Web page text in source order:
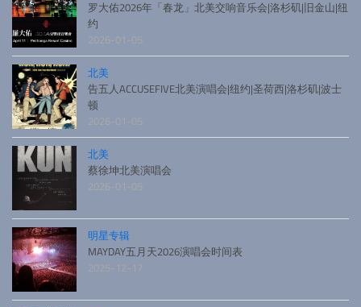
罗大佑2026年「春龙」北美交响音乐会|洛杉矶|旧金山|纽
约
2026-01-05
北美
告五人ACCUSEFIVE北美演唱会|纽约|圣荷西|洛杉矶|波士
顿
2026-01-05
北美
蔡徐坤北美演唱会
2026-01-05
明星专辑
MAYDAY五月天2026演唱会时间表
2025-12-17